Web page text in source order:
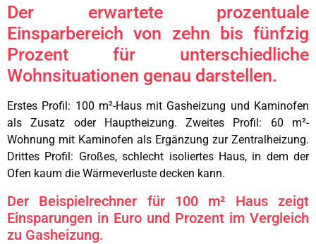
Der erwartete prozentuale
Einsparbereich von zehn bis fünfzig
Prozent für unterschiedliche
Wohnsituationen genau darstellen.
Erstes Profil: 100 m²-Haus mit Gasheizung und Kaminofen
als Zusatz oder Hauptheizung. Zweites Profil: 60 m²-
Wohnung mit Kaminofen als Ergänzung zur Zentralheizung.
Drittes Profil: Großes, schlecht isoliertes Haus, in dem der
Ofen kaum die Wärmeverluste decken kann.
Der Beispielrechner für 100 m² Haus zeigt
Einsparungen in Euro und Prozent im Vergleich
zu Gasheizung.